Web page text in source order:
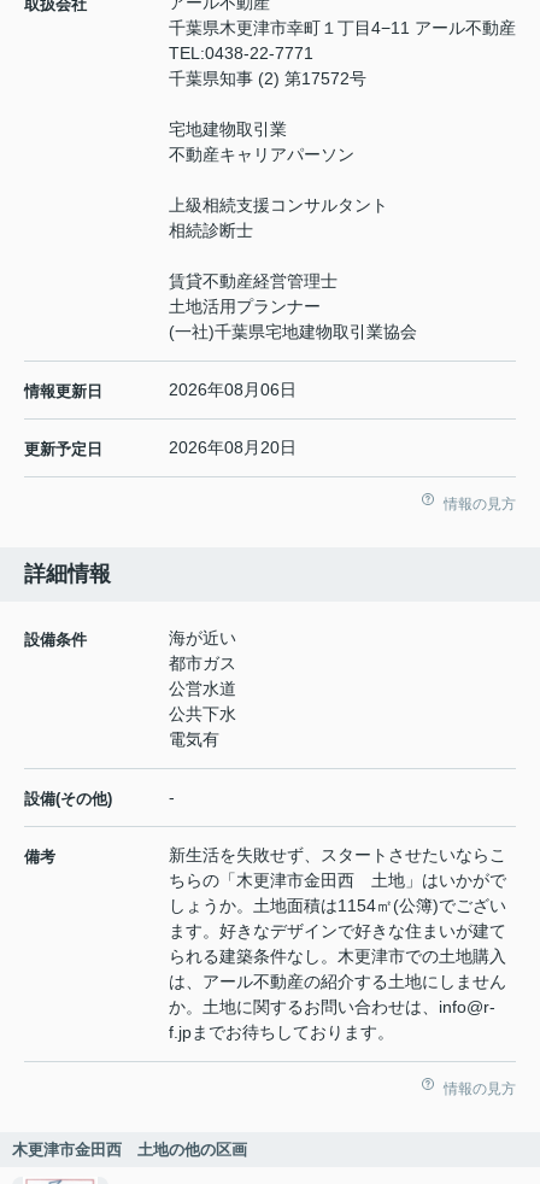
取扱会社
千葉県木更津市幸町１丁目4−11 アール不動産
TEL:0438-22-7771
千葉県知事 (2) 第17572号
宅地建物取引業
不動産キャリアパーソン
上級相続支援コンサルタント
相続診断士
賃貸不動産経営管理士
土地活用プランナー
(一社)千葉県宅地建物取引業協会
情報更新日 2026年08月06日
更新予定日 2026年08月20日
情報の見方
詳細情報
設備条件
海が近い
都市ガス
公営水道
公共下水
電気有
設備(その他) -
備考
新生活を失敗せず、スタートさせたいならこ
ちらの「木更津市金田西 土地」はいかがで
しょうか。土地面積は1154㎡(公簿)でござい
ます。好きなデザインで好きな住まいが建て
られる建築条件なし。木更津市での土地購入
は、アール不動産の紹介する土地にしません
か。土地に関するお問い合わせは、info@r-
f.jpまでお待ちしております。
情報の見方
木更津市金田西 土地の他の区画